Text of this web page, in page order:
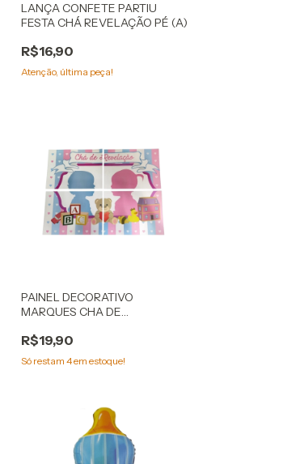
LANÇA CONFETE PARTIU
FESTA CHÁ REVELAÇÃO PÉ (A)
R$16,90
Atenção, última peça!
PAINEL DECORATIVO
MARQUES CHA DE
R$19,90
Só restam 4em estoque!